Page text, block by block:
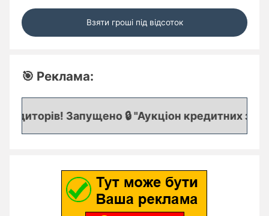
Взяти гроші під відсоток
🎯 Реклама:
Запущено 🔒 "Аукціон кредитних